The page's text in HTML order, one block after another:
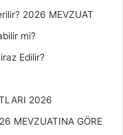
2026 MEVZUAT
mi?
Edilir?
2026
MEVZUATINA GÖRE